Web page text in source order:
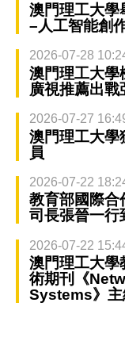
澳門理工大學
–人工智能創
2026-07-28
澳門理工大學
廣視推薦出
2026-07-27
澳門理工大學
員
2026-07-22
教育部國際合
司長張晉一行
2026-07-22
澳門理工大學
術期刊《
Systems》主